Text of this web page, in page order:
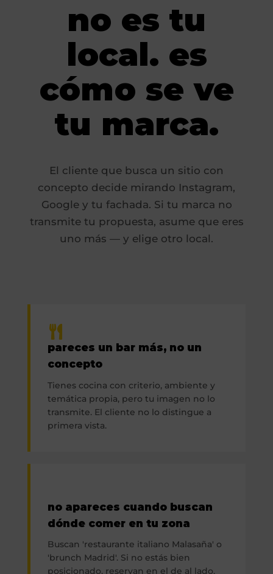
no es tu
local. es
cómo se ve
tu marca.
El cliente que busca un sitio con
concepto decide mirando Instagram,
Google y tu fachada. Si tu marca no
transmite tu propuesta, asume que eres
uno más — y elige otro local.
pareces un bar más, no un
concepto
Tienes cocina con criterio, ambiente y
temática propia, pero tu imagen no lo
transmite. El cliente no lo distingue a
primera vista.
no apareces cuando buscan
dónde comer en tu zona
Buscan 'restaurante italiano Malasaña' o
'brunch Madrid'. Si no estás bien
posicionado, reservan en el de al lado.